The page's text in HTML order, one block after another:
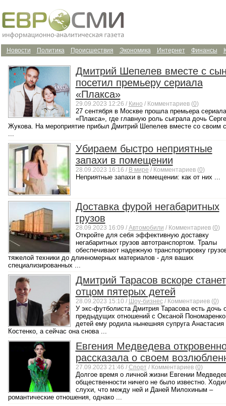
Финансы
Интернет
Экономика
Происшествия
Политика
Новости
Дмитрий Шепелев вместе с
посетил премьеру сериала
«Плакса»
29.09.2023 12:26 / Кино / Комментариев (0)
27 сентября в Москве прошла премьера сериала
«Плакса», где главную роль сыграла дочь
Жукова. На мероприятие прибыл Дмитрий Шепелев вместе со своим
...
Убираем быстро неприятные
запахи в помещении
28.09.2023 16:16 / В мире / Комментариев (0)
Неприятные запахи в помещении: как от них ...
Доставка фурой негабаритных
грузов
28.09.2023 16:09 / Автомобили / Комментариев (0)
Откройте для себя эффективную доставку
негабаритных грузов автотранспортом. Тралы
обеспечивают надежную транспортировку
тяжелой техники до длинномерных материалов - для ваших
специализированных ...
Дмитрий Тарасов вскоре станет
отцом пятерых детей
28.09.2023 15:10 / Шоу-бизнес/ Комментариев (0)
У экс-футболиста Дмитрия Тарасова есть дочь
предыдущих отношений с Оксаной
детей ему родила нынешняя супруга Анастасия
Костенко, а сейчас она снова ...
Евгения Медведева
рассказала о своем
27.09.2023 21:46 / Спорт / Комментариев (0)
Долгое время о личной жизни Евгении
общественности ничего не было известно.
слухи, что между ней и Даней Милохиным –
романтические отношения, однако ...